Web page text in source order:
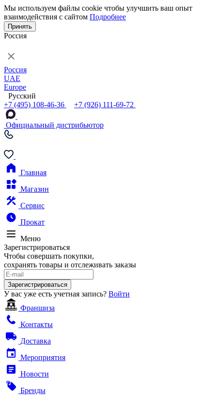
Мы используем файлы cookie чтобы улучшить ваш опыт
взаимодействия с сайтом Подробнее
Принять
Россия
Россия
UAE
Europe
Русский
+7 (495) 108-46-36
+7 (926) 111-69-72
Официальный дистрибьютор
Главная
Магазин
Сервис
Прокат
Меню
Зарегистрироваться
Чтобы совершать покупки,
сохранять товары и отслеживать заказы
Зарегистрироваться
У вас уже есть учетная запись? Войти
Франшиза
Контакты
Доставка
Мероприятия
Новости
Бренды